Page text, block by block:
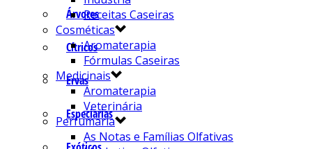
Árvores
Cítricos
Ervas
Especiarias
Receitas Caseiras
Cosméticas
Aromaterapia
Fórmulas Caseiras
Medicinais
Aromaterapia
Veterinária
Perfumaria
As Notas e Famílias Olfativas